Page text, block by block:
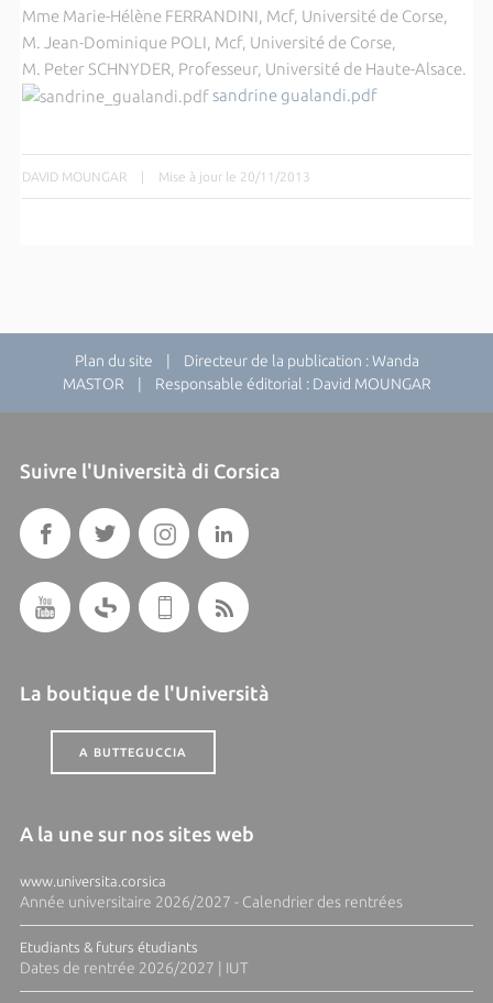
Mme Marie-Hélène FERRANDINI, Mcf, Université de Corse,
M. Jean-Dominique POLI, Mcf, Université de Corse,
M. Peter SCHNYDER, Professeur, Université de Haute-Alsace.
sandrine gualandi.pdf
DAVID MOUNGAR | Mise à jour le 20/11/2013
Plan du site | Directeur de la publication : Wanda
MASTOR | Responsable éditorial : David MOUNGAR
Suivre l'Università di Corsica
La boutique de l'Università
A BUTTEGUCCIA
A la une sur nos sites web
www.universita.corsica
Année universitaire 2026/2027 - Calendrier des rentrées
Etudiants & futurs étudiants
Dates de rentrée 2026/2027 | IUT